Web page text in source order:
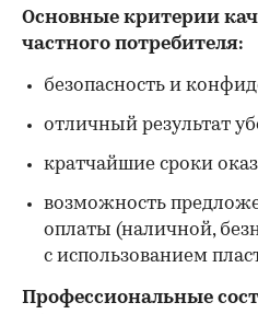
Основные критерии
частного потребителя:
безопасность и
отличный результат
кратчайшие сроки
возможность
оплаты (наличной,
с использованием
Профессиональные